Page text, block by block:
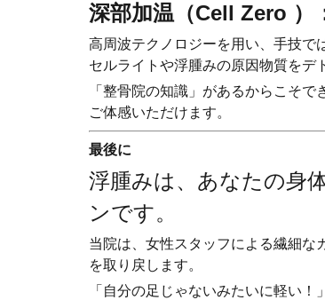
深部加温（Cell Zero ）
高周波テクノロジーを用い、手技で
セルライトや浮腫みの原因物質をデ
「整骨院の知識」があるからこそ
ご体感いただけます。
最後に
浮腫みは、あなたの身
ンです。
当院は、女性スタッフによる繊細な
を取り戻します。
「自分の足じゃないみたいに軽い！」